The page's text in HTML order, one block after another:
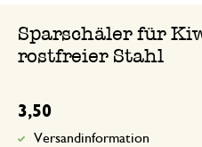
Sparschäler für
rostfreier Stahl
3,50
Versandinformation